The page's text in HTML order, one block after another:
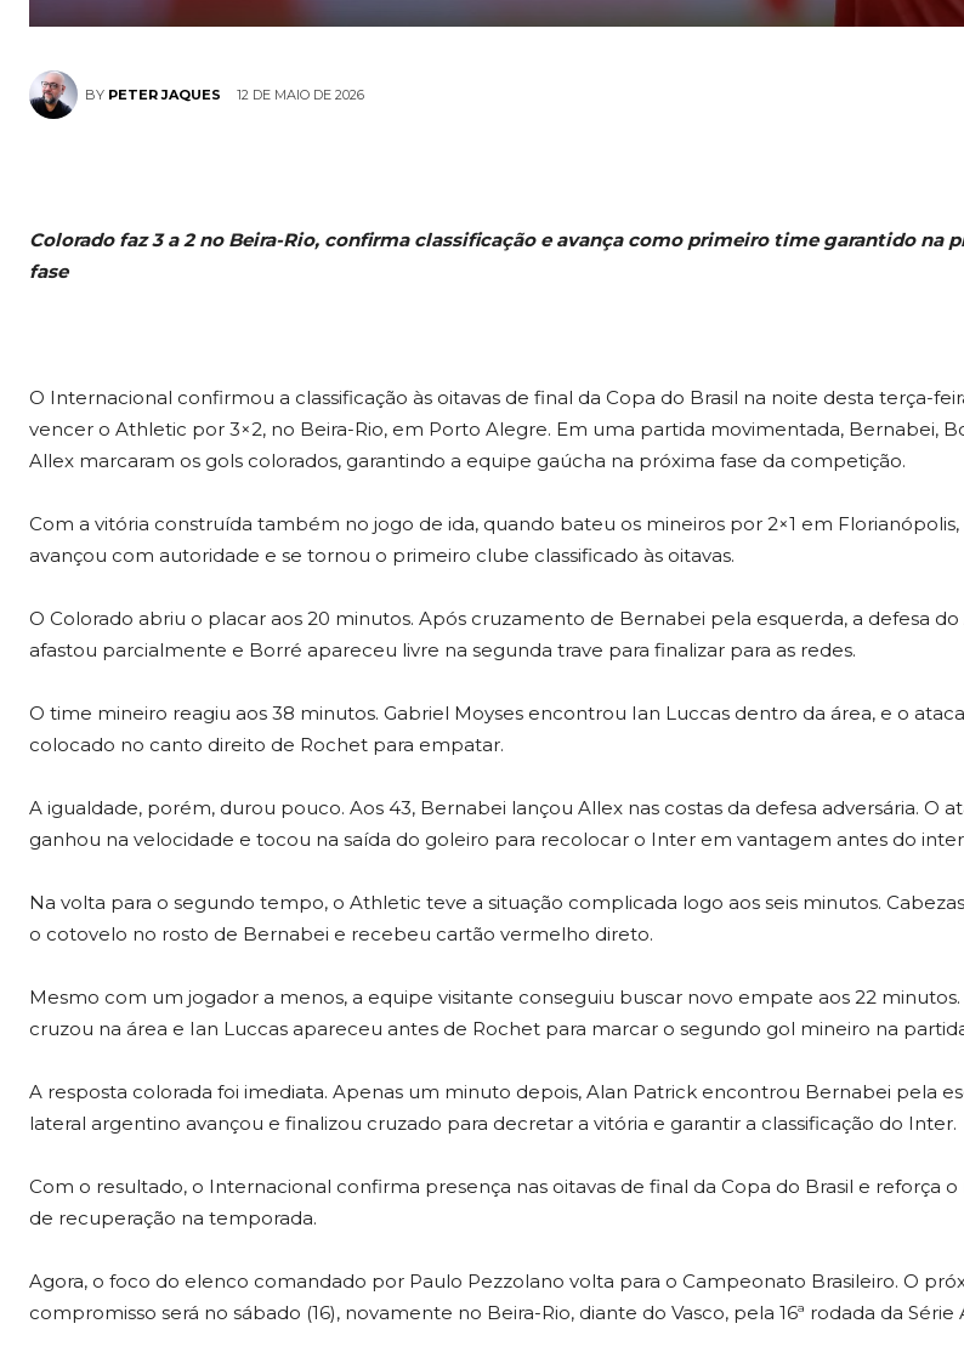
BY PETER JAQUES 12 DE MAIO DE 2026
Colorado faz 3 a 2 no Beira-Rio, confirma classificação e avança como primeiro time garantido na
fase
O Internacional confirmou a classificação às oitavas de final da Copa do Brasil na noite desta terça-
vencer o Athletic por 3×2, no Beira-Rio, em Porto Alegre. Em uma partida movimentada, Bernabei,
Allex marcaram os gols colorados, garantindo a equipe gaúcha na próxima fase da competição.
Com a vitória construída também no jogo de ida, quando bateu os mineiros por 2×1 em
avançou com autoridade e se tornou o primeiro clube classificado às oitavas.
O Colorado abriu o placar aos 20 minutos. Após cruzamento de Bernabei pela esquerda, a defesa
afastou parcialmente e Borré apareceu livre na segunda trave para finalizar para as redes.
O time mineiro reagiu aos 38 minutos. Gabriel Moyses encontrou Ian Luccas dentro da área, e o
colocado no canto direito de Rochet para empatar.
A igualdade, porém, durou pouco. Aos 43, Bernabei lançou Allex nas costas da defesa adversária. O
ganhou na velocidade e tocou na saída do goleiro para recolocar o Inter em vantagem antes do
Na volta para o segundo tempo, o Athletic teve a situação complicada logo aos seis minutos.
o cotovelo no rosto de Bernabei e recebeu cartão vermelho direto.
Mesmo com um jogador a menos, a equipe visitante conseguiu buscar novo empate aos 22
cruzou na área e Ian Luccas apareceu antes de Rochet para marcar o segundo gol mineiro na
A resposta colorada foi imediata. Apenas um minuto depois, Alan Patrick encontrou Bernabei pela
lateral argentino avançou e finalizou cruzado para decretar a vitória e garantir a classificação do Inter.
Com o resultado, o Internacional confirma presença nas oitavas de final da Copa do Brasil e reforça
de recuperação na temporada.
Agora, o foco do elenco comandado por Paulo Pezzolano volta para o Campeonato Brasileiro. O
compromisso será no sábado (16), novamente no Beira-Rio, diante do Vasco, pela 16ª rodada da Série